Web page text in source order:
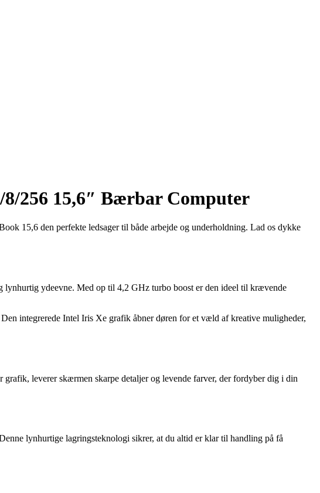
256 15,6″ Bærbar Computer
15,6 den perfekte ledsager til både arbejde og underholdning. Lad os dykke
ydeevne. Med op til 4,2 GHz turbo boost er den ideel til krævende
integrerede Intel Iris Xe grafik åbner døren for et væld af kreative muligheder,
leverer skærmen skarpe detaljer og levende farver, der fordyber dig i din
lynhurtige lagringsteknologi sikrer, at du altid er klar til handling på få